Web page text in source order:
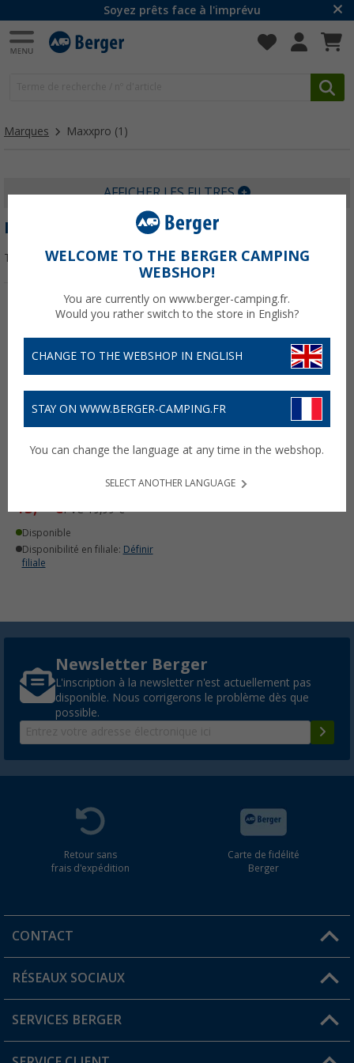
Soyez prêts face à l'imprévu
Marques Maxxpro (1)
AFFICHER LES FILTRES
MAXXPRO
Trier par :
Housse de siège auto
Maxxpro pour animaux de
15, €PVC19,99 €
Disponible
Disponibilité en filiale: Définir
filiale
Newsletter Berger
L'inscription à la newsletter n'est actuellement pas
disponible. Nous corrigerons le problème dès que
possible.
Retour sans
frais d'expédition
Carte de fidélité
Berger
CONTACT
Une question ?
Trouver une magasin
RÉSEAUX SOCIAUX
SERVICES BERGER
WELCOME TO THE BERGER CAMPING
WEBSHOP!
You are currently on www.berger-camping.fr.
Would you rather switch to the store in English?
CHANGE TO THE WEBSHOP IN ENGLISH
STAY ON WWW.BERGER-CAMPING.FR
You can change the language at any time in the webshop.
SELECT ANOTHER LANGUAGE